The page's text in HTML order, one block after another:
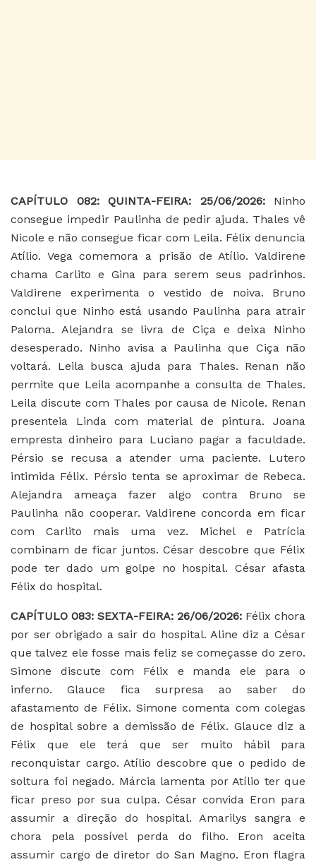
CAPÍTULO 082: QUINTA-FEIRA: 25/06/2026: Ninho
consegue impedir Paulinha de pedir ajuda. Thales vê
Nicole e não consegue ficar com Leila. Félix denuncia
Atílio. Vega comemora a prisão de Atílio. Valdirene
chama Carlito e Gina para serem seus padrinhos.
Valdirene experimenta o vestido de noiva. Bruno
conclui que Ninho está usando Paulinha para atrair
Paloma. Alejandra se livra de Ciça e deixa Ninho
desesperado. Ninho avisa a Paulinha que Ciça não
voltará. Leila busca ajuda para Thales. Renan não
permite que Leila acompanhe a consulta de Thales.
Leila discute com Thales por causa de Nicole. Renan
presenteia Linda com material de pintura. Joana
empresta dinheiro para Luciano pagar a faculdade.
Pérsio se recusa a atender uma paciente. Lutero
intimida Félix. Pérsio tenta se aproximar de Rebeca.
Alejandra ameaça fazer algo contra Bruno se
Paulinha não cooperar. Valdirene concorda em ficar
com Carlito mais uma vez. Michel e Patrícia
combinam de ficar juntos. César descobre que Félix
pode ter dado um golpe no hospital. César afasta
Félix do hospital.
CAPÍTULO 083: SEXTA-FEIRA: 26/06/2026: Félix chora
por ser obrigado a sair do hospital. Aline diz a César
que talvez ele fosse mais feliz se começasse do zero.
Simone discute com Félix e manda ele para o
inferno. Glauce fica surpresa ao saber do
afastamento de Félix. Simone comenta com colegas
de hospital sobre a demissão de Félix. Glauce diz a
Félix que ele terá que ser muito hábil para
reconquistar cargo. Atílio descobre que o pedido de
soltura foi negado. Márcia lamenta por Atílio ter que
ficar preso por sua culpa. César convida Eron para
assumir a direção do hospital. Amarilys sangra e
chora pela possível perda do filho. Eron aceita
assumir cargo de diretor do San Magno. Eron flagra